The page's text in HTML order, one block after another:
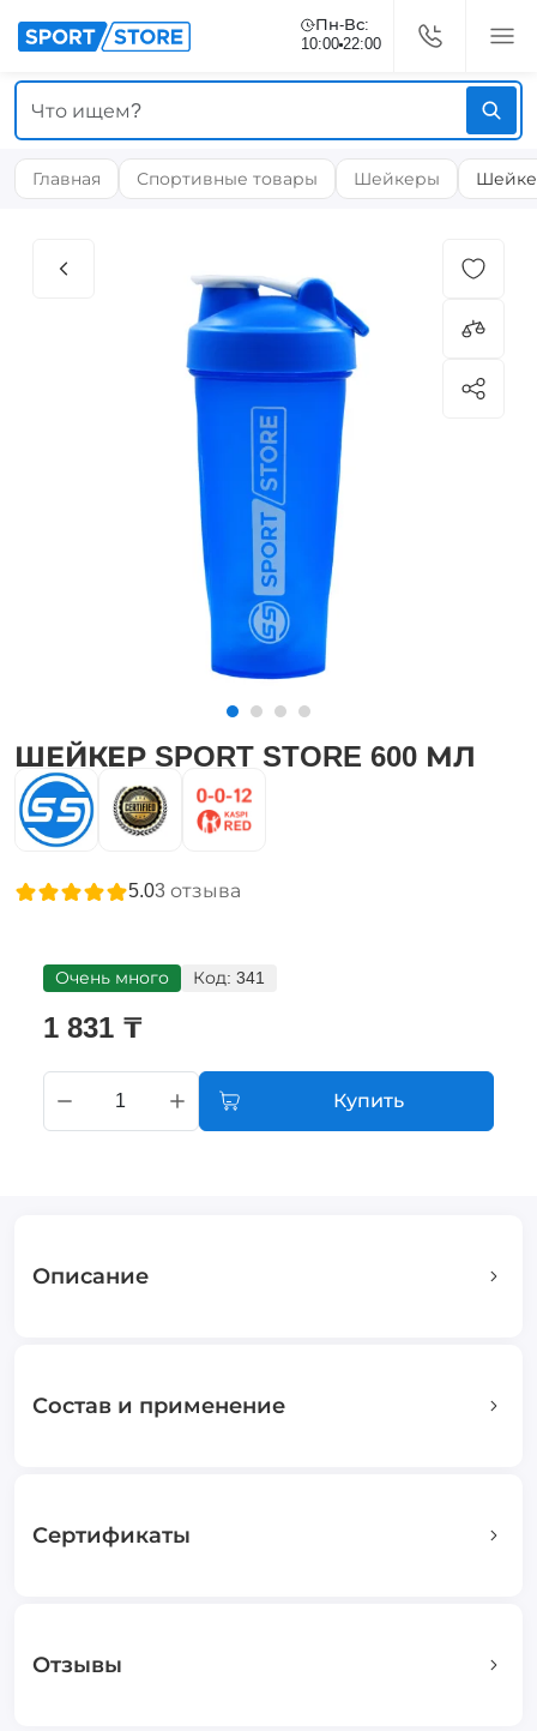
Пн-Вс:
10:00 22:00
Главная Спортивные товары Шейкеры
ШЕЙКЕР SPORT STORE 600 МЛ
5.03отзыва
Очень много Код: 341
1 831 ₸
Купить
Описание
Состав и применение
Сертификаты
Отзывы